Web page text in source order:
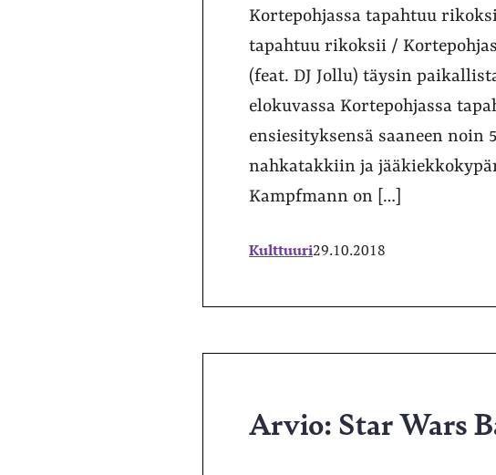
Kortepohjassa tapahtuu
tapahtuu rikoksii /
(feat. DJ Jollu) täysin
elokuvassa Kortepohjassa
ensiesityksensä saaneen
nahkatakkiin ja
Kampfmann on […]
Kulttuuri29.10.2018
Arvio: Star Wars